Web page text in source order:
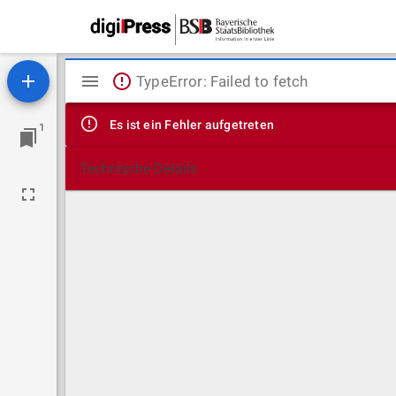
1
Mirador
Viewer
TypeError: Failed to fetch
Es ist ein Fehler aufgetreten
Technische Details